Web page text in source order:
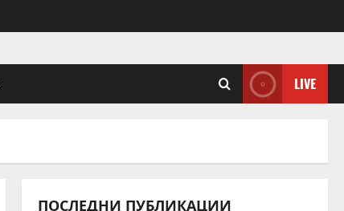
LIVE
ПОСЛЕДНИ ПУБЛИКАЦИИ